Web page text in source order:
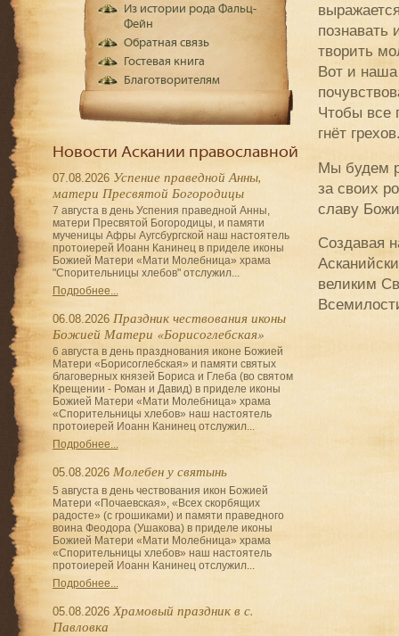
познавать
творить
Вот и
Чтобы все
гнёт
Мы будем
за своих
славу
Создавая
великим
Из истории рода Фальц-
Фейн
Обратная связь
Гостевая книга
Благотворителям
Новости Аскании православной
07.08.2026 Успение праведной Анны,
матери Пресвятой Богородицы
7 августа в день Успения праведной Анны,
матери Пресвятой Богородицы, и памяти
мученицы Афры Аугсбургской наш настоятель
протоиерей Иоанн Канинец в приделе иконы
Божией Матери «Мати Молебница» храма
"Спорительницы хлебов" отслужил...
Подробнее...
06.08.2026 Праздник чествования иконы
Божией Матери «Борисоглебская»
6 августа в день празднования иконе Божией
Матери «Борисоглебская» и памяти святых
благоверных князей Бориса и Глеба (во святом
Крещении - Роман и Давид) в приделе иконы
Божией Матери «Мати Молебница» храма
«Спорительницы хлебов» наш настоятель
протоиерей Иоанн Канинец отслужил...
Подробнее...
05.08.2026 Молебен у святынь
5 августа в день чествования икон Божией
Матери «Почаевская», «Всех скорбящих
радосте» (с грошиками) и памяти праведного
воина Феодора (Ушакова) в приделе иконы
Божией Матери «Мати Молебница» храма
«Спорительницы хлебов» наш настоятель
протоиерей Иоанн Канинец отслужил...
Подробнее...
05.08.2026 Храмовый праздник в с.
Павловка